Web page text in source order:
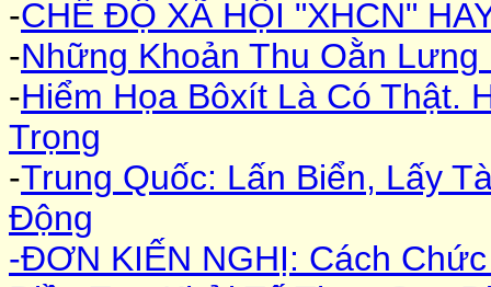
-CHẾ ĐỘ XÃ HỘI "XHCN"
-Những Khoản Thu Oằn
-Hiểm Họa Bôxít Là Có Thật.
Trọng
-Trung Quốc: Lấn Biển, Lấy
Động
-ĐƠN KIẾN NGHỊ: Cách